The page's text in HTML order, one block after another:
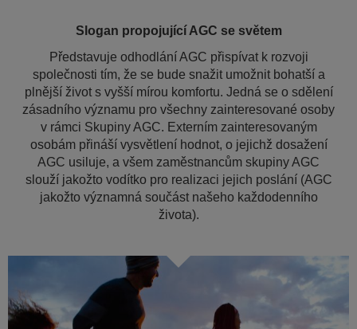
Slogan propojující AGC se světem
Představuje odhodlání AGC přispívat k rozvoji
společnosti tím, že se bude snažit umožnit bohatší a
plnější život s vyšší mírou komfortu. Jedná se o sdělení
zásadního významu pro všechny zainteresované osoby
v rámci Skupiny AGC. Externím zainteresovaným
osobám přináší vysvětlení hodnot, o jejichž dosažení
AGC usiluje, a všem zaměstnancům skupiny AGC
slouží jakožto vodítko pro realizaci jejich poslání (AGC
jakožto významná součást našeho každodenního
života).